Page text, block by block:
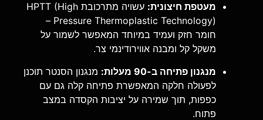
מעטפת חיצונית:
עשויה מתרכובת HPTT (High
Pressure Thermoplastic Technology) –
חומר חזק ועמיד במיוחד המאפשר לשמור על
משקל קל ומבנה אווירודינמי צר.
מנגנון פתיחה ב-90 מעלות:
מנגנון הסנטר תוכנן
לפעולה חלקה המאפשרת פתיחה קלה גם עם
כפפות, תוך שמירה על יציבות הקסדה במצב
פתוח.